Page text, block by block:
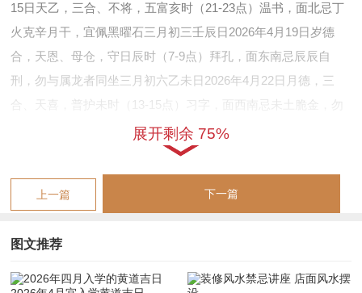
15日天乙，三合、不将，五富亥时（21-23点）温书，面北忌丁
火克辛月干，宜佩黑曜石三月初三壬辰日2026年4月19日岁德
合，天恩、母仓，守日辰时（7-9点）拜孔，面东南忌辰辰自
刑，勿与属龙者同坐三月初六乙未日2026年4月22日月德，三
合、天喜，普护未时（13-15点）习字，面西南忌未土脆金，勿
用金属文具三月初八丁酉日2026年4月24日天德，文昌、福星，
续世酉时（17-19点）复盘，面西忌冲卯，属兔者另择他日三月
十一庚子日2026年4月27日天乙，六盒、金匮，解神子时（23-1
点）默诵，面北忌子午冲，不可向南坐三月十三壬寅日2026年4
寅申冲，勿放剪刀在桌。
上表所列吉日，以乙酉日最为上吉。乙木坐酉金，乙为花草柔
展开剩余 75%
上一篇 下一篇
图文推荐